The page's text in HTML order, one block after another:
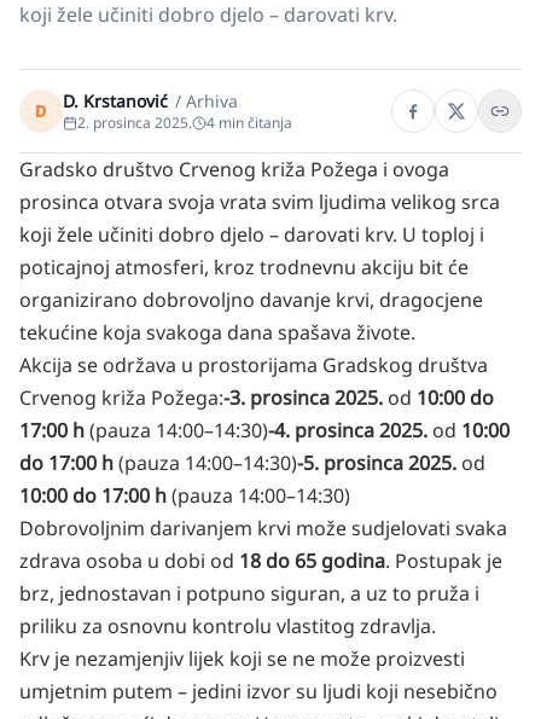
koji žele učiniti dobro djelo – darovati krv.
D D. Krstanović / Arhiva
2. prosinca 2025. 4 min čitanja
Gradsko društvo Crvenog križa Požega i ovoga
prosinca otvara svoja vrata svim ljudima velikog srca
koji žele učiniti dobro djelo – darovati krv. U toploj i
poticajnoj atmosferi, kroz trodnevnu akciju bit će
organizirano dobrovoljno davanje krvi, dragocjene
tekućine koja svakoga dana spašava živote.
Akcija se održava u prostorijama Gradskog društva
Crvenog križa Požega:-3. prosinca 2025. od 10:00 do
17:00 h(pauza 14:00–14:30)-4. prosinca 2025. od 10:00
do 17:00 h(pauza 14:00–14:30)-5. prosinca 2025. od
10:00 do 17:00 h(pauza 14:00–14:30)
Dobrovoljnim darivanjem krvi može sudjelovati svaka
zdrava osoba u dobi od 18 do 65 godina. Postupak je
brz, jednostavan i potpuno siguran, a uz to pruža i
priliku za osnovnu kontrolu vlastitog zdravlja.
Krv je nezamjenjiv lijek koji se ne može proizvesti
umjetnim putem – jedini izvor su ljudi koji nesebično